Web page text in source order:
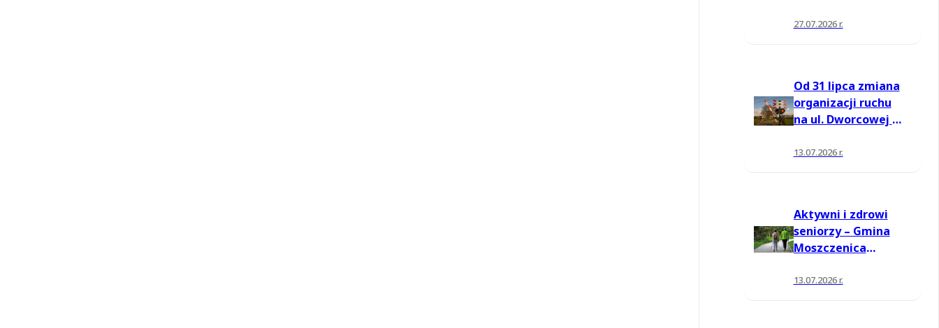
27.07.2026 r.
Od 31 lipca zmiana
organizacji ruchu
na ul. Dworcowej w
13.07.2026 r.
Aktywni i zdrowi
seniorzy – Gmina
Moszczenica
na nowe zajęcia
13.07.2026 r.